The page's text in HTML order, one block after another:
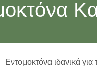
Εντομοκτόνα ιδανικά